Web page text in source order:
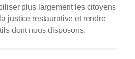
plus largement les citoyens
justice restaurative et rendre
dont nous disposons.